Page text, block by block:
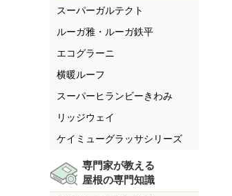
スーパーガルテクト
ルーガ雅・ルーガ鉄平
エコグラーニ
横暖ルーフ
スーパーヒランビーきわみ
リッジウェイ
ケイミューグラッサシリーズ
専門家が教える
屋根の専門知識